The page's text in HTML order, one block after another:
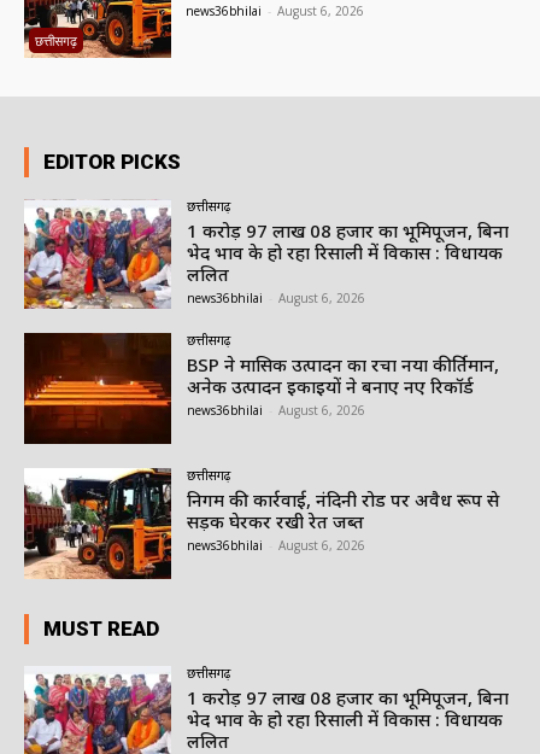
छत्तीसगढ़
news36bhilai - August 6, 2026
EDITOR PICKS
छत्तीसगढ़
1 करोड़ 97 लाख 08 हजार का भूमिपूजन, बिना
भेद भाव के हो रहा रिसाली में विकास : विधायक
ललित
news36bhilai August 6, 2026
छत्तीसगढ़
BSP ने मासिक उत्पादन का रचा नया कीर्तिमान,
अनेक उत्पादन इकाइयों ने बनाए नए रिकॉर्ड
news36bhilai August 6, 2026
छत्तीसगढ़
निगम की कार्रवाई, नंदिनी रोड पर अवैध रूप से
सड़क घेरकर रखी रेत जब्त
news36bhilai August 6, 2026
MUST READ
छत्तीसगढ़
1 करोड़ 97 लाख 08 हजार का भूमिपूजन, बिना
भेद भाव के हो रहा रिसाली में विकास : विधायक
ललित